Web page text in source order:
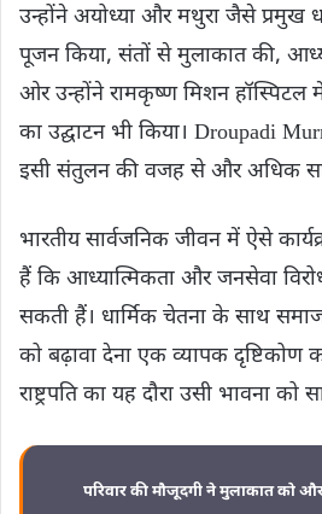
उन्होंने अयोध्या और मथुरा जैसे प्रमुख
पूजन किया, संतों से मुलाकात की,
ओर उन्होंने रामकृष्ण मिशन
का उद्घाटन भी किया। Droupadi
इसी संतुलन की वजह से और अधिक
भारतीय सार्वजनिक जीवन में ऐसे
हैं कि आध्यात्मिकता और जनसेवा
सकती हैं। धार्मिक चेतना के साथ
को बढ़ावा देना एक व्यापक दृष्टिकोण
राष्ट्रपति का यह दौरा उसी भावना को
परिवार की मौजूदगी ने मुलाकात को